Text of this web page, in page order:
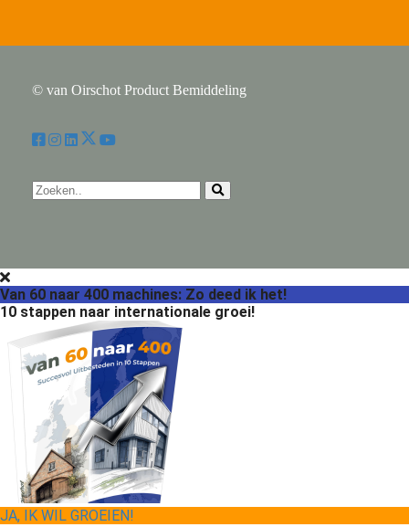
© van Oirschot Product Bemiddeling
Van 60 naar 400 machines: Zo deed ik het!
10 stappen naar internationale groei!
JA, IK WIL GROEIEN!